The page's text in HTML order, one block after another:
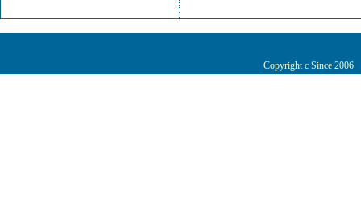
Copyright c Since